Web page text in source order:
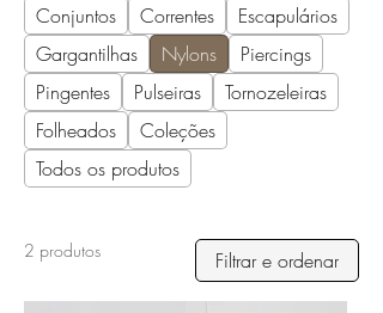
Conjuntos
Correntes
Escapulários
Gargantilhas
Nylons
Piercings
Pingentes
Pulseiras
Tornozeleiras
Folheados
Coleções
Todos os produtos
2 produtos Filtrar e ordenar